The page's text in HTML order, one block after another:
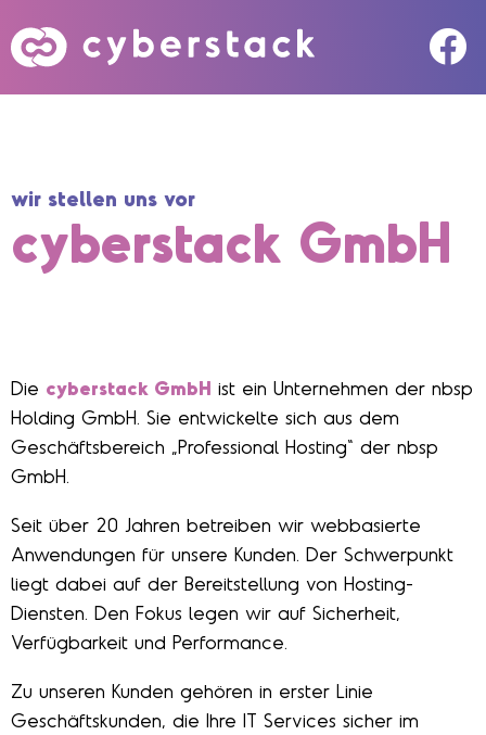
to
content
wir stellen uns vor
cyberstack GmbH
Die cyberstack GmbH ist ein Unternehmen der nbsp
Holding GmbH. Sie entwickelte sich aus dem
Geschäftsbereich „Professional Hosting“ der nbsp
GmbH.
Seit über 20 Jahren betreiben wir webbasierte
Anwendungen für unsere Kunden. Der Schwerpunkt
liegt dabei auf der Bereitstellung von Hosting-
Diensten. Den Fokus legen wir auf Sicherheit,
Verfügbarkeit und Performance.
Zu unseren Kunden gehören in erster Linie
Geschäftskunden, die Ihre IT Services sicher im